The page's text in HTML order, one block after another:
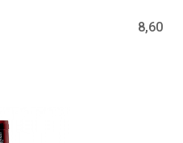
8,60